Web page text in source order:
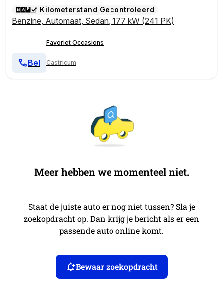
Kilometerstand Gecontroleerd
Benzine, Automaat, Sedan, 177 kW (241 PK)
Favoriet Occasions
Castricum
Bel
Meer hebben we momenteel niet.
Staat de juiste auto er nog niet tussen? Sla je
zoekopdracht op. Dan krijg je bericht als er een
passende auto online komt.
Bewaar zoekopdracht